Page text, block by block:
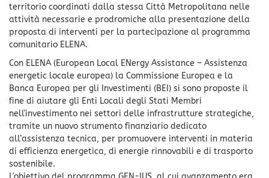
territorio coordinati dalla stessa Città Metropolitana nelle
attività necessarie e prodromiche alla presentazione della
proposta di interventi per la partecipazione al programma
comunitario ELENA.
Con ELENA (European Local ENergy Assistance – Assistenza
energetic locale europea) la Commissione Europea e la
Banca Europea per gli Investimenti (BEI) si sono proposte il
fine di aiutare gli Enti Locali degli Stati Membri
nell'investimento nei settori delle infrastrutture strategiche,
tramite un nuovo strumento finanziario dedicato
all’assistenza tecnica, per promuovere interventi in materia
di efficienza energetica, di energie rinnovabili e di trasporto
sostenibile.